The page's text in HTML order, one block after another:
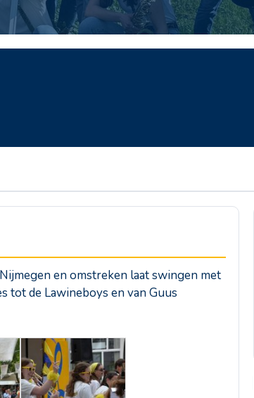
en omstreken laat swingen met
tot de Lawineboys en van Guus